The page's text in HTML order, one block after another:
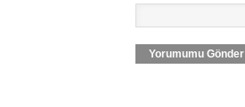
Yorumumu Gönder